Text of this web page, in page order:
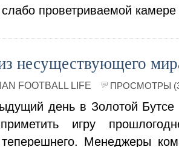
проветриваемой
несуществующего
FOOTBALL LIFE ПРОСМОТРЫ
день в Золотой
игру
Менеджеры